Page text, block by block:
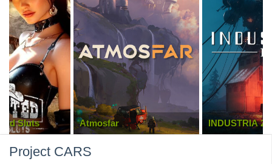
Sluts Atmosfar INDUSTRIA 2
Project CARS